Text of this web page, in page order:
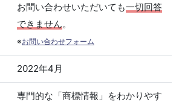
お問い合わせいただいても一切回答
できません。
※お問い合わせフォーム
2022年4月
専門的な「商標情報」をわかりやす